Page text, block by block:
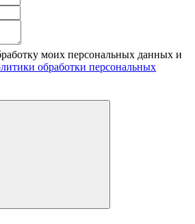
моих персональных данных и
обработки персональных